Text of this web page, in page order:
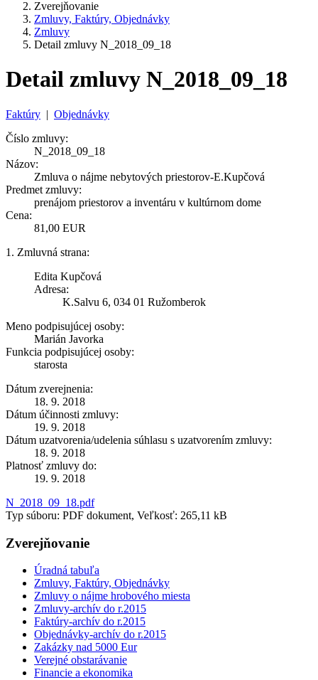
Zverejňovanie
Zmluvy, Faktúry, Objednávky
Zmluvy
Detail zmluvy N_2018_09_18
Detail zmluvy N_2018_09_18
Faktúry | Objednávky
Číslo zmluvy:
N_2018_09_18
Názov:
Zmluva o nájme nebytových priestorov-E.Kupčová
Predmet zmluvy:
prenájom priestorov a inventáru v kultúrnom dome
Cena:
81,00 EUR
1. Zmluvná strana:
Edita Kupčová
Adresa:
K.Salvu 6, 034 01 Ružomberok
Meno podpisujúcej osoby:
Marián Javorka
Funkcia podpisujúcej osoby:
starosta
Dátum zverejnenia:
18. 9. 2018
Dátum účinnosti zmluvy:
19. 9. 2018
Dátum uzatvorenia/udelenia súhlasu s uzatvorením zmluvy:
18. 9. 2018
Platnosť zmluvy do:
19. 9. 2018
N_2018_09_18.pdf
Typ súboru: PDF dokument, Veľkosť: 265,11 kB
Zverejňovanie
Úradná tabuľa
Zmluvy, Faktúry, Objednávky
Zmluvy o nájme hrobového miesta
Zmluvy-archív do r.2015
Faktúry-archív do r.2015
Objednávky-archív do r.2015
Zakázky nad 5000 Eur
Verejné obstarávanie
Financie a ekonomika